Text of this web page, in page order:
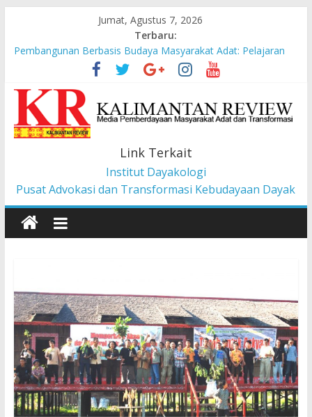
Jumat, Agustus 7, 2026
Terbaru:
Pembangunan Berbasis Budaya Masyarakat Adat: Pelajaran
dari CU à la Gerakan Pemberdayaan Pancur Kasih
Liawandira: Menenun Masa Depan Dayak Iban dari Lauk
Rugun, Ketemenggungan Jalai Lintang
Sekilas Tentang Struktur Lembaga Adat Dayak Kanayatn di
Binua Kaca’
Masyarakat Adat Suku Balik Bersama AMAN Gugat UU IKN ke
Pesan dari Pameran tentang Kisah-kisah dari Hulu Fragmen
Ruang Hidup Dayak Iban
Link Terkait
Institut Dayakologi
Pusat Advokasi dan Transformasi Kebudayaan Dayak